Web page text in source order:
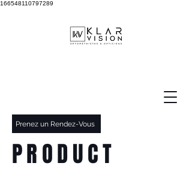
166548110797289
Prenez un Rendez-Vous
PRODUCT